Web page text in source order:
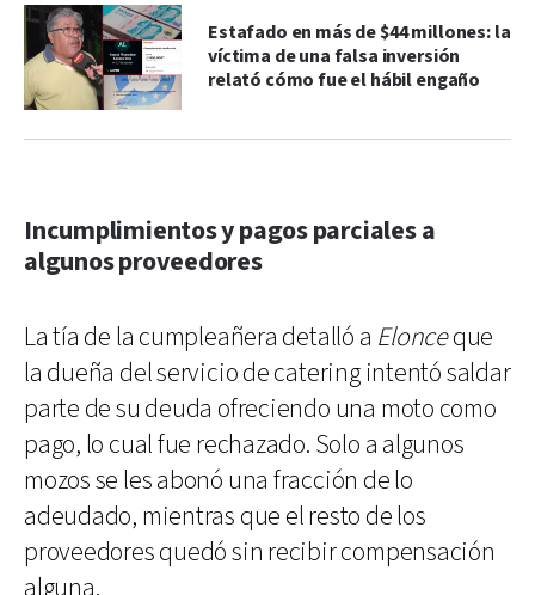
Estafado en más de $44 millones: la
víctima de una falsa inversión
relató cómo fue el hábil engaño
Incumplimientos y pagos parciales a
algunos proveedores
La tía de la cumpleañera detalló a Elonceque
la dueña del servicio de catering intentó saldar
parte de su deuda ofreciendo una moto como
pago, lo cual fue rechazado. Solo a algunos
mozos se les abonó una fracción de lo
adeudado, mientras que el resto de los
proveedores quedó sin recibir compensación
alguna.